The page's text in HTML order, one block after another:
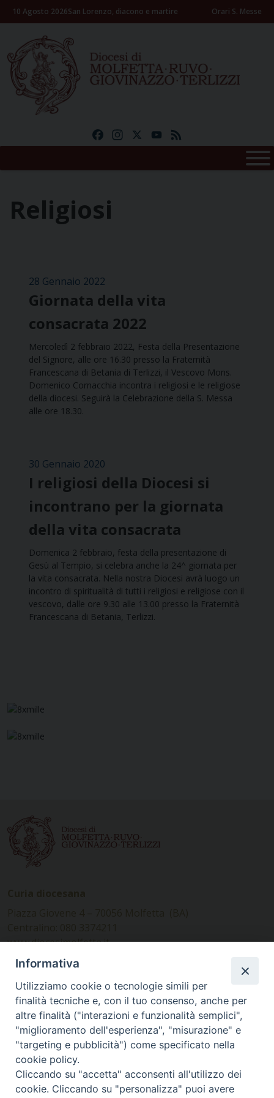
Skip10 Agosto 2026San Lorenzo, diacono e martire Orari S. Messe
FacebookInstagramYouTube
Religiosi
28 Gennaio 2022
Giornata della vita
consacrata 2022
Mercoledì 2 febbraio 2022, Festa della Presentazione
del Signore, alle ore 16.30 presso la Fraternità
Francescana di Betania di Terlizzi, il Vescovo Mons.
Domenico Cornacchia incontra i religiosi e le religiose
della diocesi. Seguirà la Celebrazione della S. Messa
alle ore 18.30.
30 Gennaio 2020
I religiosi della Diocesi si
incontrano per la giornata
della vita consacrata
Domenica 2 febbraio, festa della presentazione di
Gesù al Tempio, si celebra anche la 24^ giornata per
la vita consacrata. Nella nostra Diocesi avrà luogo un
incontro di spiritualità di tutti i religiosi e religiose con il
vescovo, dalle ore 9.30 alle 13.00 presso la Fraternità
Francescana di Betania, Terlizzi.
www.diocesimolfetta.it –
diocesimolfetta@pec.chiesacattolica.it
Ufficio Comunicazioni sociali
Piazza Giovene 4 – 70056 Molfetta (BA)
comunicazionisociali@diocesimolfetta.it
SEGUICI SU
Informativa
Utilizziamo cookie o tecnologie simili per
finalità tecniche e, con il tuo consenso, anche per
altre finalità ("interazioni e funzionalità semplici",
"miglioramento dell'esperienza", "misurazione" e
"targeting e pubblicità") come specificato nella
cookie policy.
Cliccando su "accetta" acconsenti all'utilizzo dei
cookie. Cliccando su "personalizza" puoi avere